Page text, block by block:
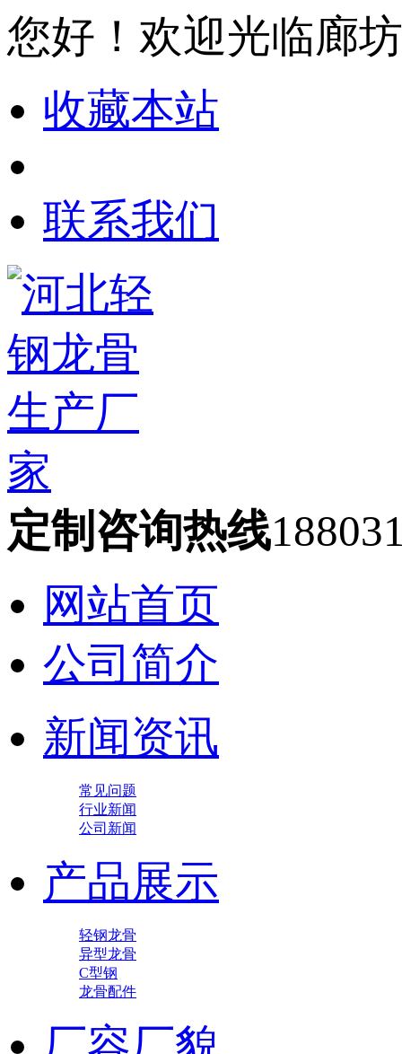
您好！欢迎光临廊
收藏本站
联系我们
定制咨询热线
网站首页
公司简介
新闻资讯
常见问题
行业新闻
公司新闻
产品展示
轻钢龙骨
异型龙骨
C型钢
龙骨配件